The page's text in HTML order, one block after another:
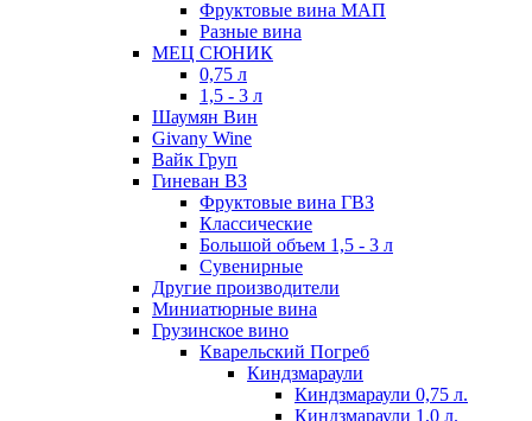
Фруктовые вина МАП
Разные вина
МЕЦ СЮНИК
0,75 л
1,5 - 3 л
Шаумян Вин
Givany Wine
Вайк Груп
Гиневан ВЗ
Фруктовые вина ГВЗ
Классические
Большой объем 1,5 - 3 л
Сувенирные
Другие производители
Миниатюрные вина
Грузинское вино
Кварельский Погреб
Киндзмараули
Киндзмараули 0,75 л.
Киндзмараули 1,0 л.